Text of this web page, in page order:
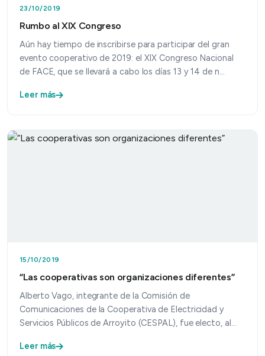
23/10/2019
Rumbo al XIX Congreso
Aún hay tiempo de inscribirse para participar del gran
evento cooperativo de 2019: el XIX Congreso Nacional
de FACE, que se llevará a cabo los días 13 y 14 de n…
Leer más
15/10/2019
“Las cooperativas son organizaciones diferentes”
Alberto Vago, integrante de la Comisión de
Comunicaciones de la Cooperativa de Electricidad y
Servicios Públicos de Arroyito (CESPAL), fue electo, al
Leer más